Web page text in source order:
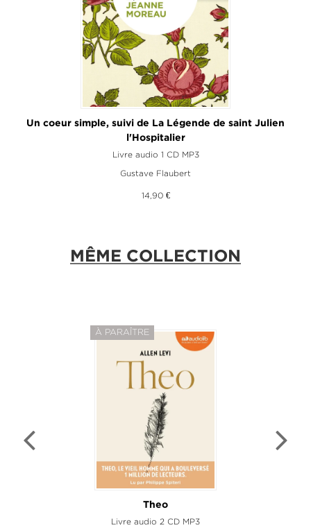
Un coeur simple, suivi de La Légende de saint Julien
l'Hospitalier
Livre audio 1 CD MP3
Gustave Flaubert
14,90 €
MÊME COLLECTION
À PARAÎTRE
Theo
Livre audio 2 CD MP3